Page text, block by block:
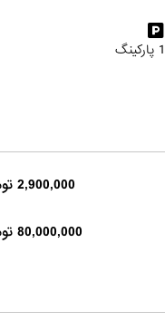
1 پارکینگ
2,900,000 تومان
80,000,000 تومان